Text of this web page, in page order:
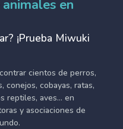
en
¡Prueba Miwuki
cientos de perros,
conejos, cobayas, ratas,
reptiles, aves... en
y asociaciones de